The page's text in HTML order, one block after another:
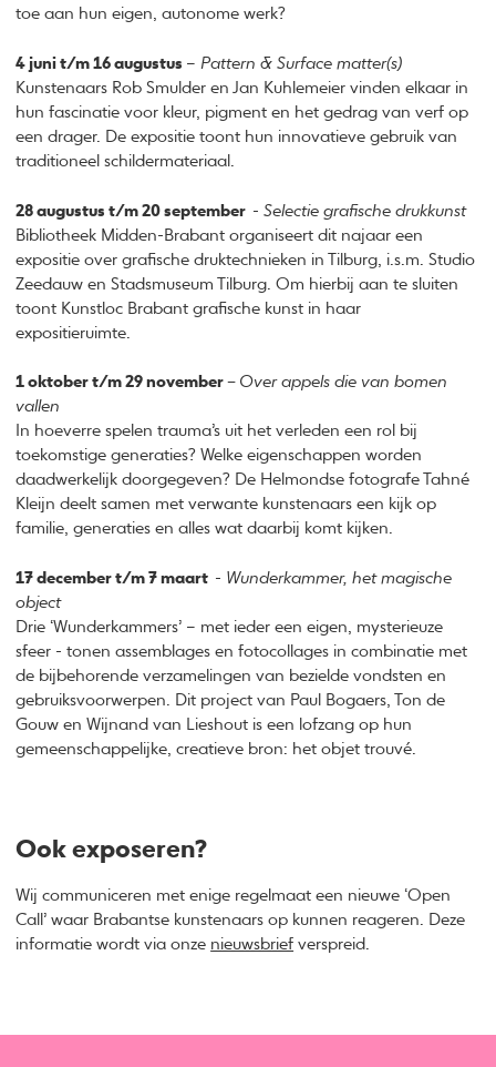
toe aan hun eigen, autonome werk?
4 juni t/m 16 augustus – Pattern & Surface matter(s)
Kunstenaars Rob Smulder en Jan Kuhlemeier vinden elkaar in
hun fascinatie voor kleur, pigment en het gedrag van verf op
een drager. De expositie toont hun innovatieve gebruik van
traditioneel schildermateriaal.
28 augustus t/m 20 september -Selectie grafische drukkunst
Bibliotheek Midden-Brabant organiseert dit najaar een
expositie over grafische druktechnieken in Tilburg, i.s.m. Studio
Zeedauw en Stadsmuseum Tilburg. Om hierbij aan te sluiten
toont Kunstloc Brabant grafische kunst in haar
expositieruimte.
1 oktober t/m 29 november – Over appels die van bomen
vallen
In hoeverre spelen trauma’s uit het verleden een rol bij
toekomstige generaties? Welke eigenschappen worden
daadwerkelijk doorgegeven? De Helmondse fotografe Tahné
Kleijn deelt samen met verwante kunstenaars een kijk op
familie, generaties en alles wat daarbij komt kijken.
17 december t/m 7 maart - Wunderkammer, het magische
object
Drie ‘Wunderkammers’ – met ieder een eigen, mysterieuze
sfeer - tonen assemblages en fotocollages in combinatie met
de bijbehorende verzamelingen van bezielde vondsten en
gebruiksvoorwerpen. Dit project van Paul Bogaers, Ton de
Gouw en Wijnand van Lieshout is een lofzang op hun
gemeenschappelijke, creatieve bron: het objet trouvé.
Ook exposeren?
Wij communiceren met enige regelmaat een nieuwe ‘Open
Call’ waar Brabantse kunstenaars op kunnen reageren. Deze
informatie wordt via onze nieuwsbrief verspreid.